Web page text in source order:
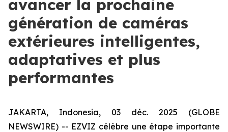
avancer la prochaine
génération de caméras
extérieures intelligentes,
adaptatives et plus
performantes
JAKARTA, Indonesia, 03 déc. 2025 (GLOBE
NEWSWIRE) -- EZVIZ célèbre une étape importante